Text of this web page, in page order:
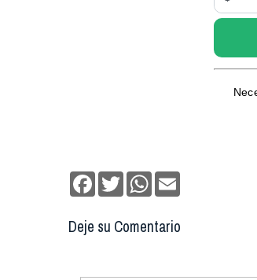
Facebook
TwitterWhatsApp
Deje su Comentario